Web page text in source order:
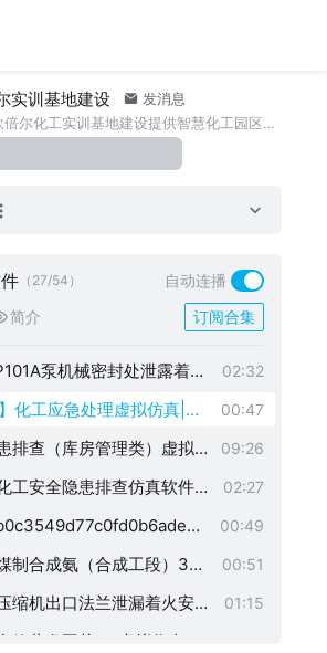
实训基地建设
发消息
北京欧倍尔化工实训基地建设提供智慧化工园区实训建设线上线下整体解决方案。 V：obr-zhhgyqjs 18611907909
（27/54）
自动连播
简介 订阅合集
程演示
~高效应急演练，提升安全
漏事故应急演练培训软件
育培训，提升事故应急能
火安全应急处理虚拟仿真
产安全、应急管理培训必
火事故应急演练培训软件
演示，提升应急处置能力|
安全应急处理虚拟仿真软
00:45
作业应急培训解决方案
事故应急演练培训软件：
企业安全生产
00:43
应急处理虚拟仿真软件：
化工安全演练
00:35
泵机械密封处泄露着火
虚拟仿真软件
02:32
化工应急处理虚拟仿真|液
应急演练培训软件
00:47
排查（库房管理类）虚拟
教学
09:26
工安全隐患排查仿真软件（
02:27
00:49
制合成氨（合成工段）3D
工厂VR版操作
00:51
缩机出口法兰泄漏着火安全
仿真软件
01:15
效蒸发工艺3D虚拟仿真软